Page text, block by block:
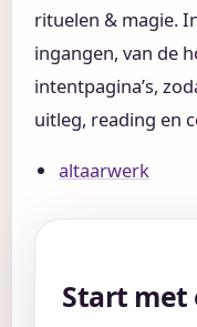
rituelen & magie.
ingangen, van de
intentpagina’s,
uitleg, reading en
altaarwerk
Start met